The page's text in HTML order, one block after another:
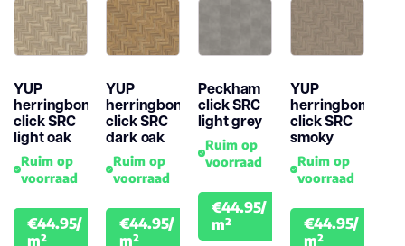
YUP
herringbone
click SRC
light oak
Ruim op
voorraad
€44.95/
m²
€49.95
YUP
herringbone
click SRC
dark oak
Ruim op
voorraad
€44.95/
m²
€49.95
Peckham
click SRC
light grey
Ruim op
voorraad
€44.95/
m²
€49.95
YUP
herringbone
click SRC
smoky
Ruim op
voorraad
€44.95/
m²